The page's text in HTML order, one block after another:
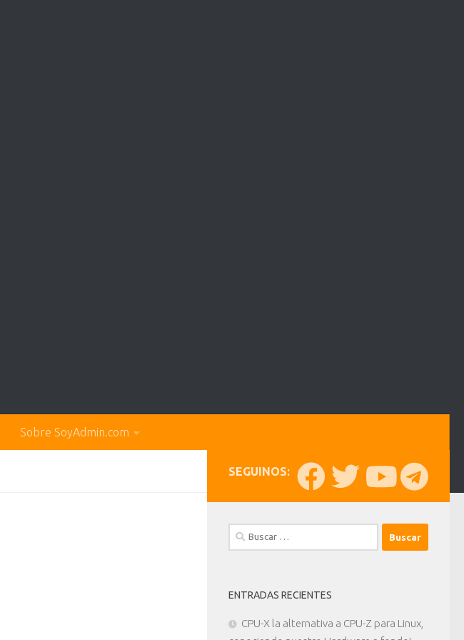
Sobre SoyAdmin.com
SEGUINOS:
Buscar:
ENTRADAS RECIENTES
CPU-X la alternativa a CPU-Z para Linux,